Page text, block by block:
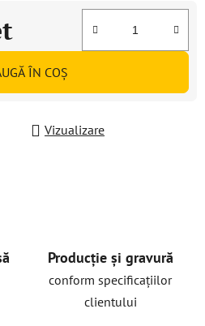
ÎN COŞ
Vizualizare
Producție și gravură
conform specificațiilor
clientului